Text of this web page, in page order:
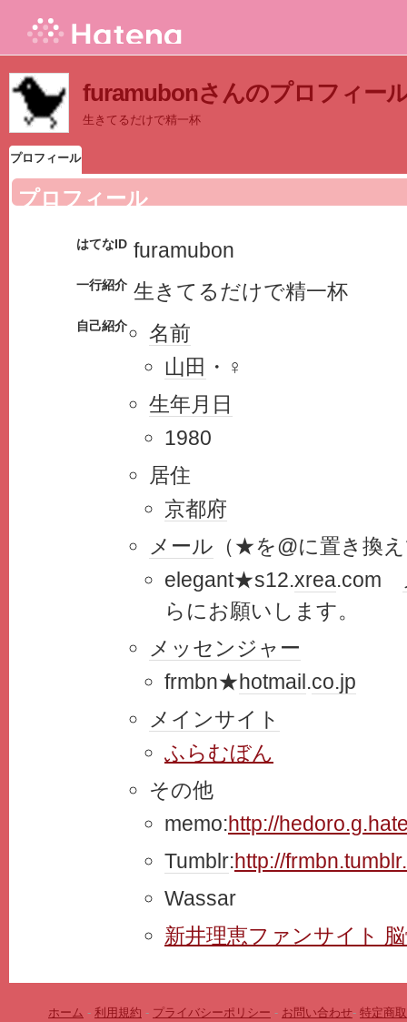
furamubonさんのプロフィー
生きてるだけで精一杯
プロフィール
プロフィール
はてなID furamubon
一行紹介 生きてるだけで精一杯
自己紹介
名前
山田 ・♀
生年月日
1980
居住
京都府
メール （★を@に置き換
elegant★s12.xrea.com
らにお願いします。
メッセンジャー
frmbn★hotmail .co.jp
メインサイト
ふらむぼん
その他
memo:http://
Tumblr:http://
Wassar
新井理恵ファンサイト
ホーム - 利用規約 - プライバシーポリシー - お問い合わせ- 特定商